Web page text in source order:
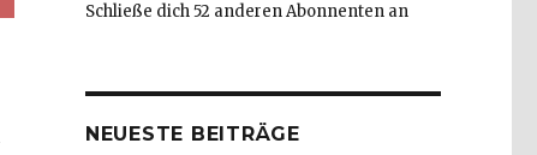
Schließe dich 52 anderen Abonnenten an
NEUESTE BEITRÄGE